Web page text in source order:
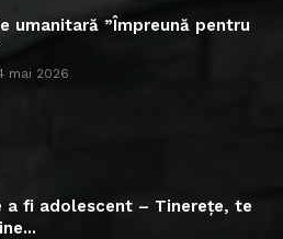
umanitară ”Împreună pentru
mai 2026
a fi adolescent – Tinerețe, te